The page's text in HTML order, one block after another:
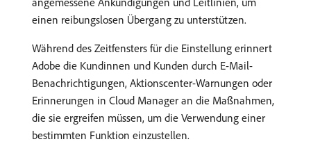
einen reibungslosen Übergang zu unterstützen.
Während des Zeitfensters für die Einstellung erinnert
Adobe die Kundinnen und Kunden durch E-Mail-
Benachrichtigungen, Aktionscenter-Warnungen oder
Erinnerungen in Cloud Manager an die Maßnahmen,
die sie ergreifen müssen, um die Verwendung einer
bestimmten Funktion einzustellen.